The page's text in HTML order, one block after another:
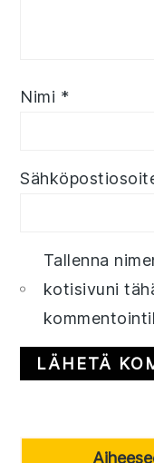
Nimi *
Tallenna
kotisivuni
Primary